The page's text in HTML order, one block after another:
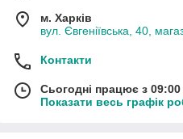
м. Харків
вул. Євгеніївська, 40,
Контакти
Сьогодні працює з
Показати весь графік